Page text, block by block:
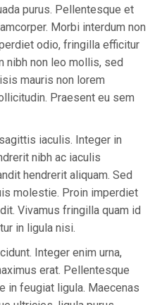
purus. Pellentesque et
Morbi interdum non
odio, fringilla efficitur
nibh non leo mollis, sed
mauris non lorem
Praesent eu sem
iaculis. Integer in
nibh ac iaculis
hendrerit aliquam. Sed
molestie. Proin imperdiet
Vivamus fringilla quam id
in ligula nisi.
Integer enim urna,
erat. Pellentesque
in feugiat ligula. Maecenas